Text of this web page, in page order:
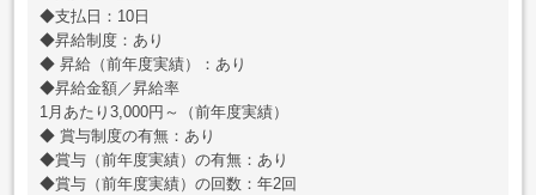
◆支払日：10日
◆昇給制度：あり
◆ 昇給（前年度実績）：あり
◆昇給金額／昇給率
1月あたり3,000円～（前年度実績）
◆ 賞与制度の有無：あり
◆賞与（前年度実績）の有無：あり
◆賞与（前年度実績）の回数：年2回